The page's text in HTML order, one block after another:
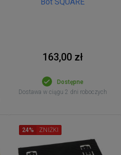
163,00 zł
Dostępne
Dostawa w ciągu 2 dni roboczych
24% ZNIŻKI